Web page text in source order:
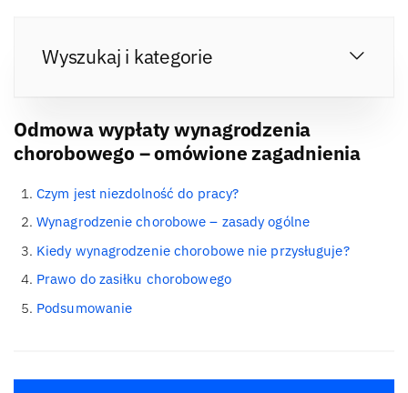
Wyszukaj i kategorie
Odmowa wypłaty wynagrodzenia
chorobowego – omówione zagadnienia
Czym jest niezdolność do pracy?
Wynagrodzenie chorobowe – zasady ogólne
Kiedy wynagrodzenie chorobowe nie przysługuje?
Prawo do zasiłku chorobowego
Podsumowanie